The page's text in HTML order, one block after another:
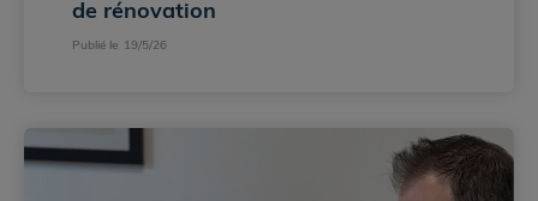
de rénovation
Publié le 19/5/26